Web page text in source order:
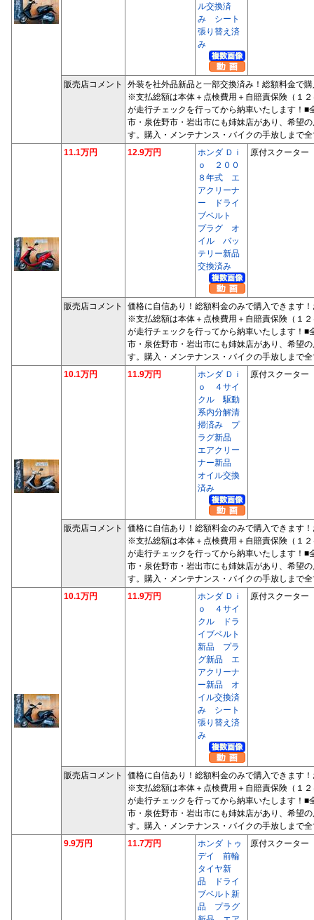
ル交換済
み シート
張り替え済
み
販売店コメント
外装を社外品新品と一部交換済み！総額料金で
※支払総額は本体＋点検費用＋自賠責保険（１
が走行チェックを行ってから納車いたします！
市・泉佐野市・岩出市にも姉妹店があり、希望
す。購入・メンテナンス・バイクの手放しまで
11.1万円
12.9万円
ホンダ Ｄｉ
ｏ ２００
８年式 エ
アクリーナ
ー ドライ
ブベルト
プラグ オ
イル バッ
テリー新品
交換済み
原付スクーター
販売店コメント
価格に自信あり！総額料金のみで購入できます
※支払総額は本体＋点検費用＋自賠責保険（１
が走行チェックを行ってから納車いたします！
市・泉佐野市・岩出市にも姉妹店があり、希望
す。購入・メンテナンス・バイクの手放しまで
10.1万円
11.9万円
ホンダ Ｄｉ
ｏ ４サイ
クル 駆動
系内分解清
掃済み プ
ラグ新品
エアクリー
ナー新品
オイル交換
済み
原付スクーター
販売店コメント
価格に自信あり！総額料金のみで購入できます
※支払総額は本体＋点検費用＋自賠責保険（１
が走行チェックを行ってから納車いたします！
市・泉佐野市・岩出市にも姉妹店があり、希望
す。購入・メンテナンス・バイクの手放しまで
10.1万円
11.9万円
ホンダ Ｄｉ
ｏ ４サイ
クル ドラ
イブベルト
新品 プラ
グ新品 エ
アクリーナ
ー新品 オ
イル交換済
み シート
張り替え済
み
原付スクーター
販売店コメント
価格に自信あり！総額料金のみで購入できます
※支払総額は本体＋点検費用＋自賠責保険（１
が走行チェックを行ってから納車いたします！
市・泉佐野市・岩出市にも姉妹店があり、希望
す。購入・メンテナンス・バイクの手放しまで
9.9万円
11.7万円
ホンダ トゥ
デイ 前輪
タイヤ新
品 ドライ
ブベルト新
品 プラグ
原付スクーター